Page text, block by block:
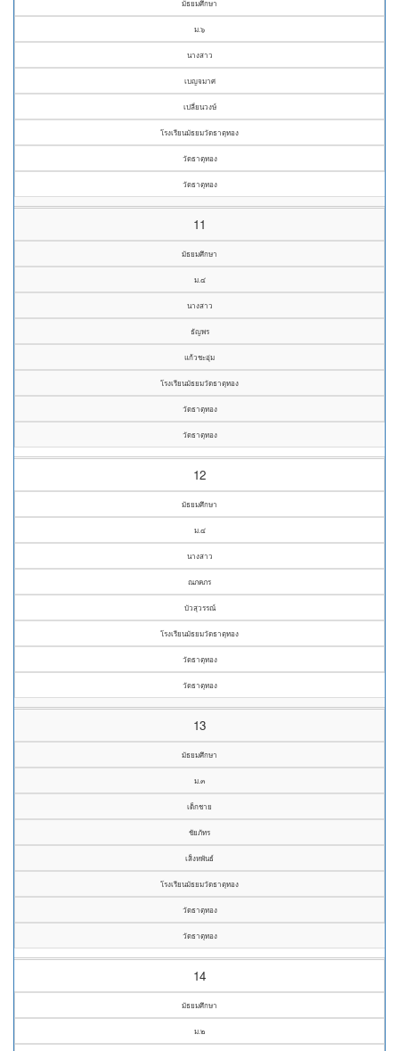
มัธยมศึกษา
ม.๖
นางสาว
เบญจมาศ
เปลี่ยนวงษ์
โรงเรียนมัธยมวัดธาตุทอง
วัดธาตุทอง
วัดธาตุทอง
11
มัธยมศึกษา
ม.๔
นางสาว
ธัญพร
แก้วชะอุ่ม
โรงเรียนมัธยมวัดธาตุทอง
วัดธาตุทอง
วัดธาตุทอง
12
มัธยมศึกษา
ม.๔
นางสาว
ณภคภร
บัวสุวรรณ์
โรงเรียนมัธยมวัดธาตุทอง
วัดธาตุทอง
วัดธาตุทอง
13
มัธยมศึกษา
ม.๓
เด็กชาย
ชัยภัทร
เส็งหพันธ์
โรงเรียนมัธยมวัดธาตุทอง
วัดธาตุทอง
วัดธาตุทอง
14
มัธยมศึกษา
ม.๒